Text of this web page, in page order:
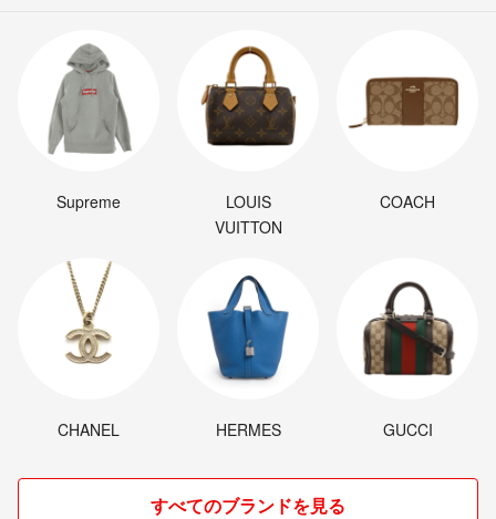
Supreme
LOUIS
VUITTON
COACH
CHANEL HERMES GUCCI
すべてのブランドを見る